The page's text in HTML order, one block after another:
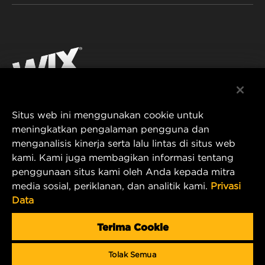
PRODUK UNTUK BALAP
KONTAK
PRIVASI DATA
PEMBERITAHUAN LEGAL
TERBITAN
Instagram
PT MANN AND HUMMEL Filtration Indonesia
Puri Indah Financial Tower, Unit 107
Jl. Puri Lingkar Dalam, RT01/RW02
Kembangan Selatan
Kecamatan Kembangan
West Jakarta 11610, Indonesia
Situs web ini menggunakan cookie untuk
meningkatkan pengalaman pengguna dan
menganalisis kinerja serta lalu lintas di situs web
kami. Kami juga membagikan informasi tentang
penggunaan situs kami oleh Anda kepada mitra
media sosial, periklanan, dan analitik kami. Privasi
Data
Terima Cookie
Tolak Semua